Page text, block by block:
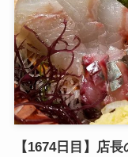
【1674日目】店